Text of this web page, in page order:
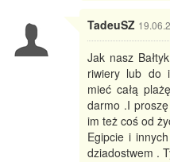
TadeuSZ
Jak nasz
riwiery lub do
mieć całą
darmo .I
im też coś od
Egipcie i
dziadostwem .